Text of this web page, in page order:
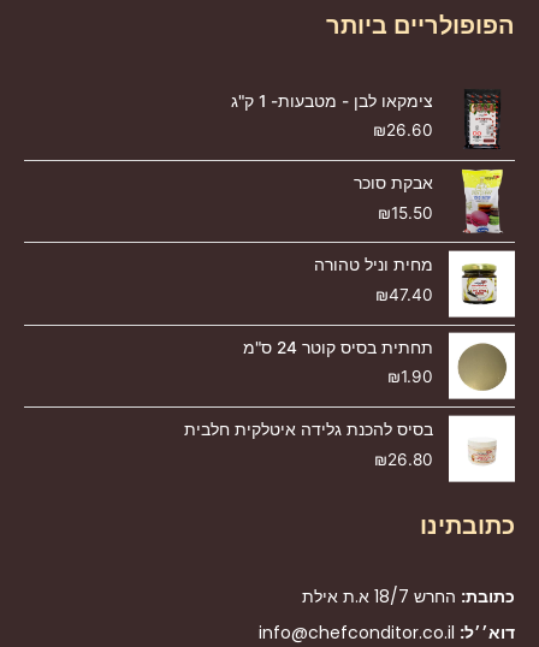
הפופולריים ביותר
צימקאו לבן - מטבעות- 1 ק"ג
₪26.60
אבקת סוכר
₪15.50
מחית וניל טהורה
₪47.40
תחתית בסיס קוטר 24 ס"מ
₪1.90
בסיס להכנת גלידה איטלקית חלבית
₪26.80
כתובתינו
כתובת: החרש 18/7 א.ת אילת
דוא׳׳ל: info@chefconditor.co.il